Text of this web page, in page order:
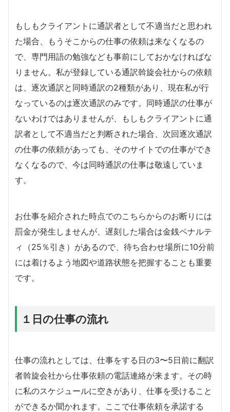
もしもクライアントに通訳者として不適当だと思われ
た場合、もうそこからの仕事の依頼は来なくなるの
で、専門用語の勉強なども事前にしておかなければな
りません。私が登録している通訳斡旋会社からの依頼
は、逐次通訳と同時通訳の2種類があり、現在私が行
なっているのは逐次通訳のみです。同時通訳の仕事が
ないわけではありませんが、もしもクライアントに通
訳者として不適当だと判断された場合、次回逐次通訳
の仕事の依頼があっても、そのサイトでの仕事ができ
なくなるので、今は同時通訳の仕事は敬遠していま
す。
お仕事を紹介された時点でのこちらからのお断りには
罰金が発生しませんが、遅刻した場合は金銭ペナルテ
ィ（25％引き）があるので、待ち合わせ場所に10分前
には着けるよう地図や道路状態を把握することも重要
です。
１日の仕事の流れ
仕事の流れとしては、仕事をする日の3〜5日前に翻訳
者斡旋会社から仕事依頼の電話連絡が来ます。その時
に私のスケジュールに空きがあり、仕事を受けること
ができるか聞かれます。ここで仕事依頼を承諾する